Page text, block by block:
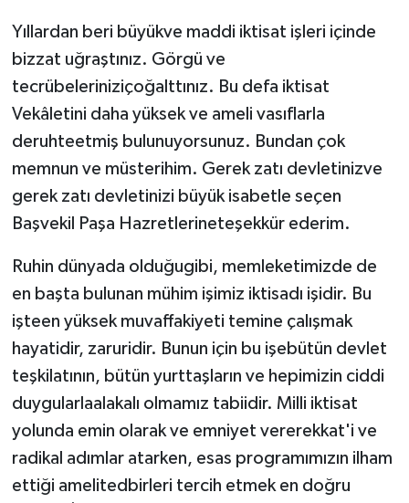
Yıllardan beri büyükve maddi iktisat işleri içinde
bizzat uğ­raştınız. Görgü ve
tecrübeleriniziçoğalttınız. Bu defa iktisat
Vekâletini daha yüksek ve ameli vasıflarla
deruhteetmiş bulu­nuyorsunuz. Bundan çok
memnun ve müsterihim. Gerek zatı devletinizve
gerek zatı devletinizi büyük isabetle seçen
Başve­kil Paşa Hazretlerineteşekkür ederim.
Ruhin dünyada olduğugibi, memleketimizde de
en başta bulunan mühim işimiz iktisadı işidir. Bu
işteen yüksek muvaffakiyeti temine çalışmak
hayatidir, zaruridir. Bunun için bu işebütün devlet
teşkilatının, bütün yurttaşların ve hepimizin ciddi
duygularlaalakalı olmamız tabiidir. Milli iktisat
yolunda emin olarak ve emniyet vererekkat'i ve
radikal adımlar atarken, esas programımızın ilham
ettiği amelitedbirleri tercih etmek en doğru